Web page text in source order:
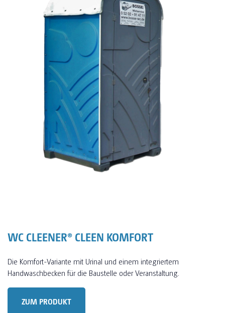
WC CLEENER® CLEEN KOMFORT
Die Komfort-Variante mit Urinal und einem integriertem
Handwaschbecken für die Baustelle oder Veranstaltung.
ZUM PRODUKT